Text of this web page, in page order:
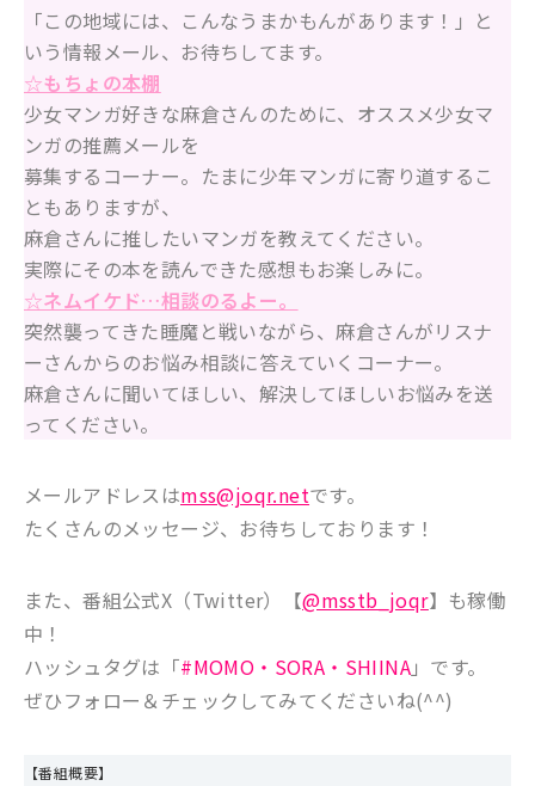
「この地域には、こんなうまかもんがあります！」と
いう情報メール、お待ちしてます。
☆もちょの本棚
少女マンガ好きな麻倉さんのために、オススメ少女マ
ンガの推薦メールを
募集するコーナー。たまに少年マンガに寄り道するこ
ともありますが、
麻倉さんに推したいマンガを教えてください。
実際にその本を読んできた感想もお楽しみに。
☆ネムイケド…相談のるよー。
突然襲ってきた睡魔と戦いながら、麻倉さんがリスナ
ーさんからのお悩み相談に答えていくコーナー。
麻倉さんに聞いてほしい、解決してほしいお悩みを送
ってください。
メールアドレスはmss@joqr.netです。
たくさんのメッセージ、お待ちしております！
また、番組公式X（Twitter）【@msstb_joqr】も稼働
中！
ハッシュタグは「#MOMO・SORA・SHIINA」です。
ぜひフォロー＆チェックしてみてくださいね(^^)
【番組概要】